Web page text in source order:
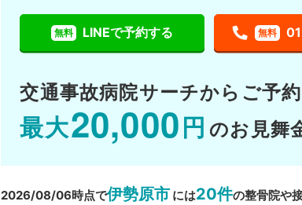
無料 LINEで予約する 無料
交通事故病院サーチから ご予
最大20,000 円 のお見舞
2026/08/06時点で伊勢原市 には20件の整骨院や